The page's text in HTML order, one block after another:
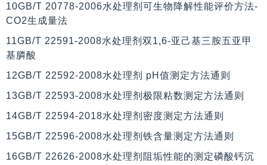
10GB/T 20778-2006水处理剂可生物降解性能评价方法-
CO2生成量法
11GB/T 22591-2008水处理剂双1,6-亚己基三胺五亚甲
基膦酸
12GB/T 22592-2008水处理剂 pH值测定方法通则
13GB/T 22593-2008水处理剂极限粘数测定方法通则
14GB/T 22594-2018水处理剂密度测定方法通则
15GB/T 22596-2008水处理剂铁含量测定方法通则
16GB/T 22626-2008水处理剂阻垢性能的测定磷酸钙沉